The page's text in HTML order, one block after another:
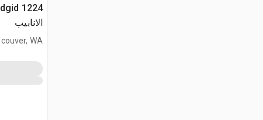
الانابيب
WA